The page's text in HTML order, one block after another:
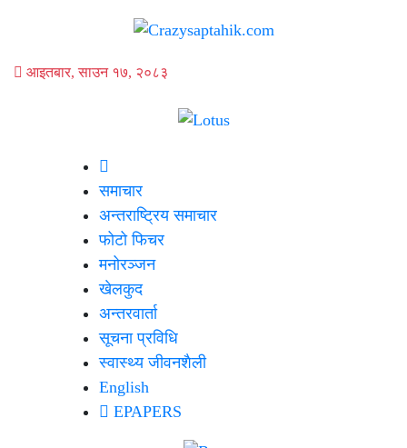
आइतबार, साउन १७, २०८३
समाचार
अन्तराष्ट्रिय समाचार
फोटो फिचर
मनोरञ्जन
खेलकुद
अन्तरवार्ता
सूचना प्रविधि
स्वास्थ्य जीवनशैली
English
EPAPERS